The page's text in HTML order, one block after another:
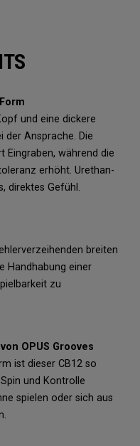
und eine dickere
Ansprache. Die
Eingraben, während die
erhöht. Urethan-
direktes Gefühl.
breiten
Handhabung einer
zu
OPUS Grooves
ist dieser CB12 so
und Kontrolle
spielen oder sich aus